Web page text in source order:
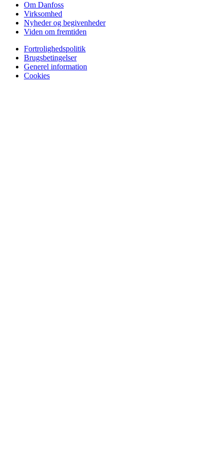
Om Danfoss
Virksomhed
Nyheder og begivenheder
Viden om fremtiden
Fortrolighedspolitik
Brugsbetingelser
Generel information
Cookies